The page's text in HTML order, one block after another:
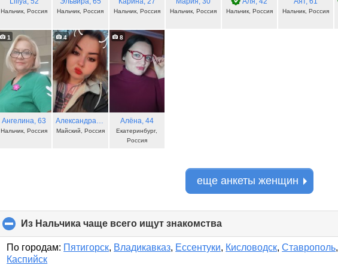
Нальчик, Россия Нальчик, Россия Нальчик, Россия Нальчик, Россия Нальчик, Россия Нальчик, Россия
1
Ангелина, 63
Нальчик, Россия
4
Александра
, 25
Майский, Россия
8
Алёна, 44
Екатеринбург,
Россия
еще анкеты женщин
Из Нальчика чаще всего ищут знакомства
to
collapse
По городам: Пятигорск, Владикавказ, Ессентуки, Кисловодск,Ставрополь,
Каспийск